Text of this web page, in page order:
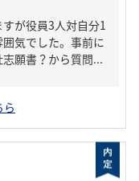
が役員3人対自分1
気でした。事前に
願書？から質問...